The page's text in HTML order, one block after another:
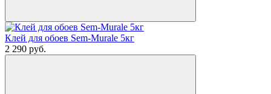
Клей для обоев Sem-Murale 5кг
2 290 руб.